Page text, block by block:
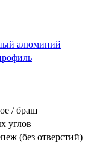
алюминий
/ браш
углов
(без отверстий)